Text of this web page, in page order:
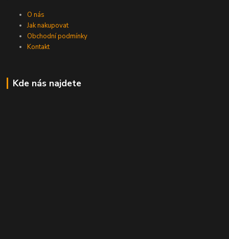
O nás
Jak nakupovat
Obchodní podmínky
Kontakt
Kde nás najdete